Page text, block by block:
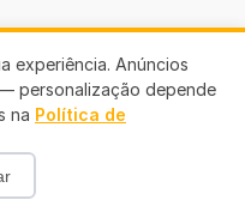
experiência. Anúncios
personalização depende
na Política de